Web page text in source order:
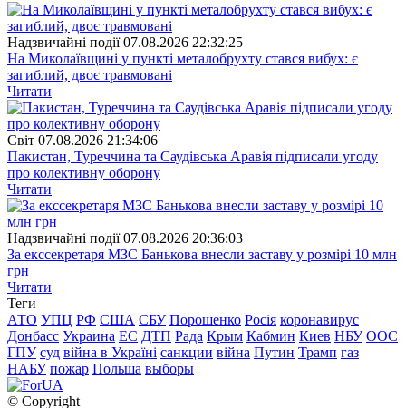
Надзвичайні події 07.08.2026 22:32:25
На Миколаївщині у пункті металобрухту стався вибух: є
загиблий, двоє травмовані
Читати
Свiт 07.08.2026 21:34:06
Пакистан, Туреччина та Саудівська Аравія підписали угоду
про колективну оборону
Читати
Надзвичайні події 07.08.2026 20:36:03
За екссекретаря МЗС Банькова внесли заставу у розмірі 10 млн
грн
Читати
Теги
АТО УПЦ РФ США СБУ Порошенко Росія коронавирус
Донбасс Украина ЕС ДТП Рада Крым Кабмин Киев НБУ ООС
ГПУ суд війна в Україні санкции війна Путин Трамп газ
НАБУ пожар Польша выборы
© Copyright